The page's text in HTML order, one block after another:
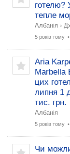
готелю?
тепле
Албанія ›
5 років тому
Aria
Marbella
цих
липня 1
тис. грн.
Албанія
5 років тому
Чи